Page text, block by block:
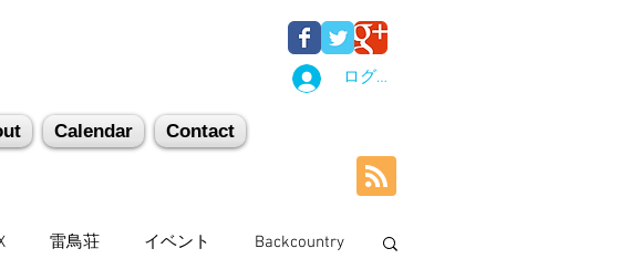
ログイン
Calendar Contact
雷鳥荘 イベント Backcountry